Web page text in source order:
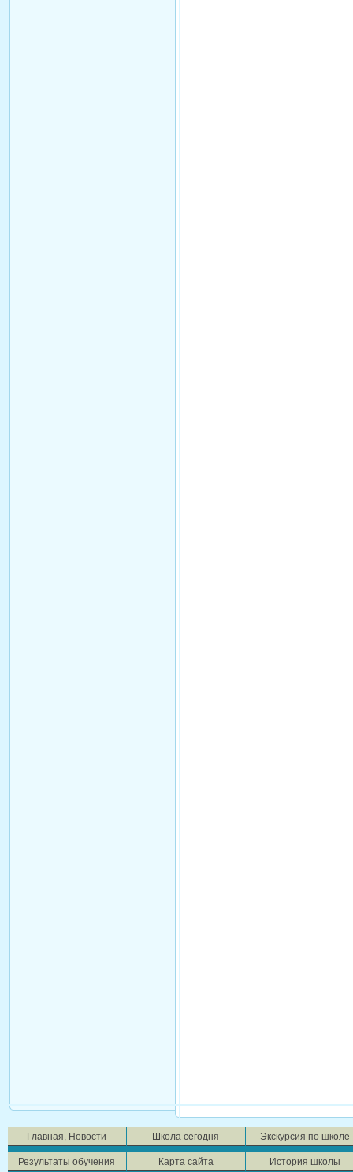
Главная, Новости Школа сегодня Экскурсия по школе
Результаты обучения Карта сайта История школы